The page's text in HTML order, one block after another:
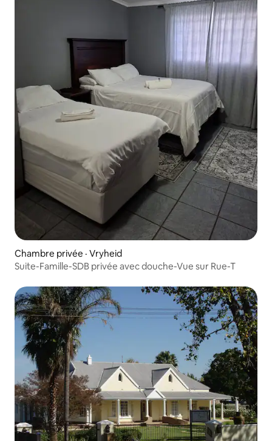
Chambre privée · Vryheid
Suite-Famille-SDB privée avec douche-Vue sur Rue-T